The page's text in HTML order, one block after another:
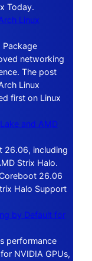
Today.
Linux
Package
networking
The post
Linux
first on Linux
and AMD
26.06, including
Strix Halo.
26.06
Halo Support
by Default for
performance
NVIDIA GPUs,